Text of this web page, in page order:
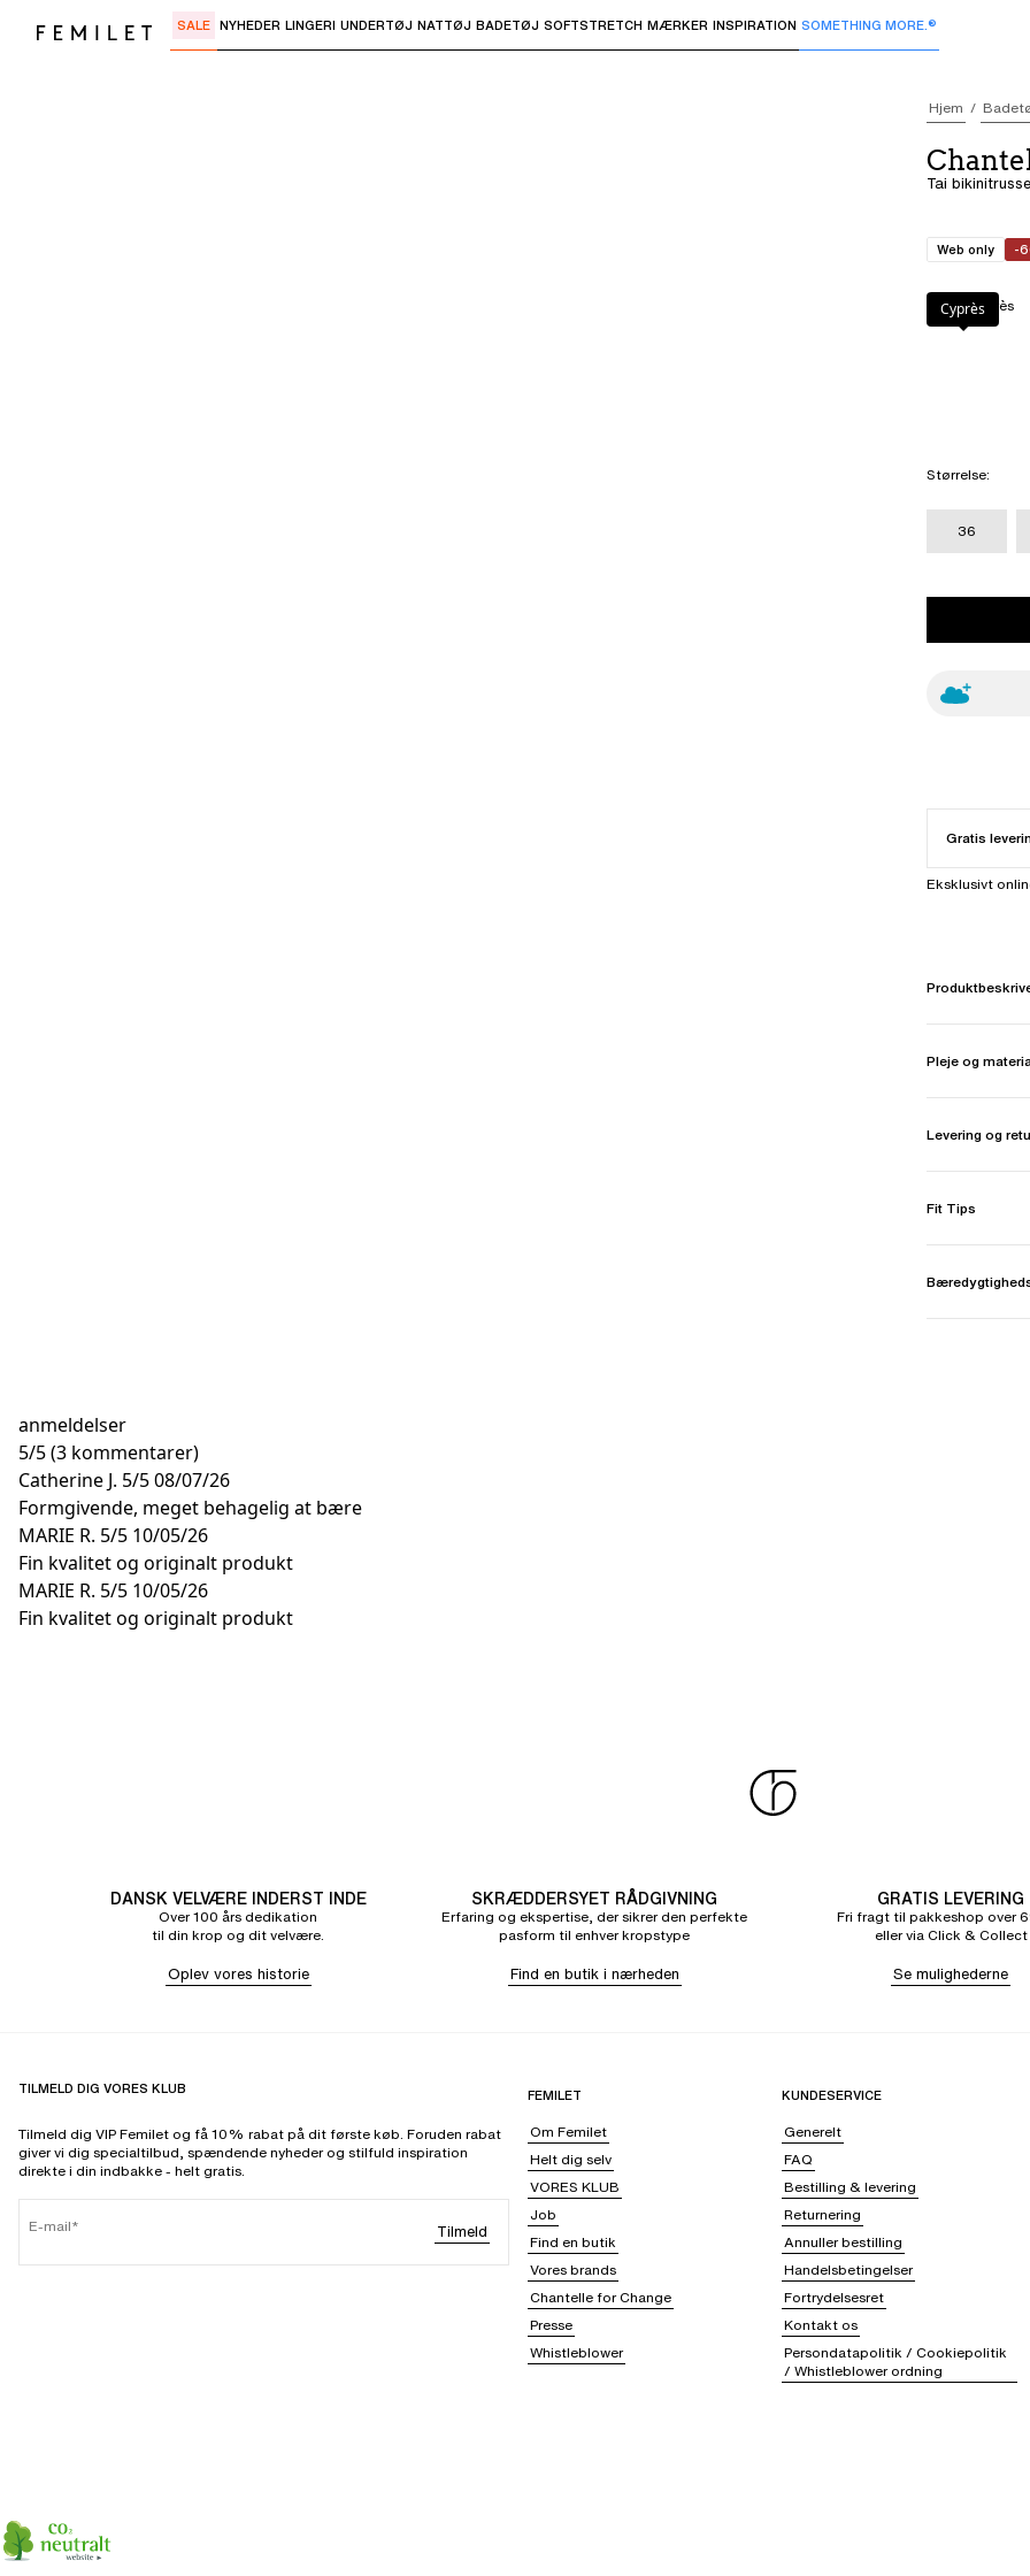
Brug "Pil ned" eller "Enter" til at åbne undermenuer og "Pil op" eller "Escape" for at vende tilbage
SALE NYHEDER LINGERI UNDERTØJ NATTØJ BADETØJ SOFTSTRETCH MÆRKER INSPIRATION SOMETHING MORE.®
Hjem
Tai
Web only -
Farve: Cyprès
Cyprès
Størrelse:
36
Gratis
Eksklusivt
Pleje og
Levering og
Fit Tips
anmeldelser
5/5(3 kommentarer)
Catherine J. 5/508/07/26
Formgivende, meget behagelig at bære
MARIE R. 5/5 10/05/26
Fin kvalitet og originalt produkt
MARIE R. 5/5 10/05/26
Fin kvalitet og originalt produkt
DANSK VELVÆRE INDERST INDE
Over 100 års dedikation
til din krop og dit velvære.
Oplev vores historie
SKRÆDDERSYET RÅDGIVNING
Erfaring og ekspertise, der sikrer den perfekte
pasform til enhver kropstype
Find en butik i nærheden
GRATIS LEVERING
Fri fragt til pakkeshop over
eller via Click & Collect
Se mulighederne
TILMELD DIG VORES KLUB
Tilmeld dig VIP Femilet og få 10% rabat på dit første køb. Foruden rabat
giver vi dig specialtilbud, spændende nyheder og stilfuld inspiration
direkte i din indbakke - helt gratis.
E-mail Tilmeld
FEMILET
Om Femilet
Helt dig selv
VORES KLUB
Job
Find en butik
Vores brands
Chantelle for Change
Presse
Whistleblower
KUNDESERVICE
Generelt
FAQ
Bestilling & levering
Returnering
Annuller bestilling
Handelsbetingelser
Fortrydelsesret
Kontakt os
Persondatapolitik / Cookiepolitik
/ Whistleblower ordning